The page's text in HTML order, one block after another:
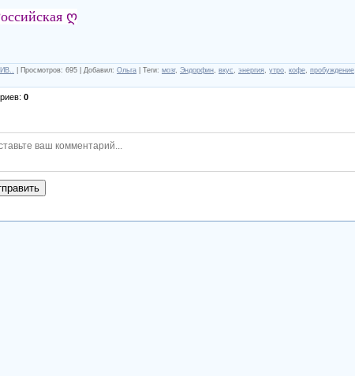
ღ
Просмотров: 695 Добавил: Ольга Теги: мозг, Эндорфин вкус энергия утро кофе пробуждение
: 0